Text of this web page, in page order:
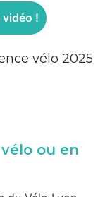
!
vélo 2025
vélo ou en